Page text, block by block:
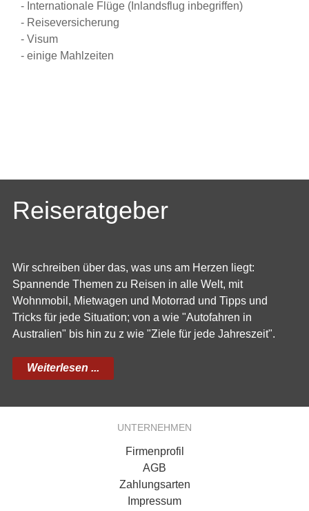
- Internationale Flüge (Inlandsflug inbegriffen)
- Reiseversicherung
- Visum
- einige Mahlzeiten
Reiseratgeber
Wir schreiben über das, was uns am Herzen liegt:
Spannende Themen zu Reisen in alle Welt, mit
Wohnmobil, Mietwagen und Motorrad und Tipps und
Tricks für jede Situation; von a wie "Autofahren in
Australien" bis hin zu z wie "Ziele für jede Jahreszeit".
Weiterlesen ...
UNTERNEHMEN
Firmenprofil
AGB
Zahlungsarten
Impressum